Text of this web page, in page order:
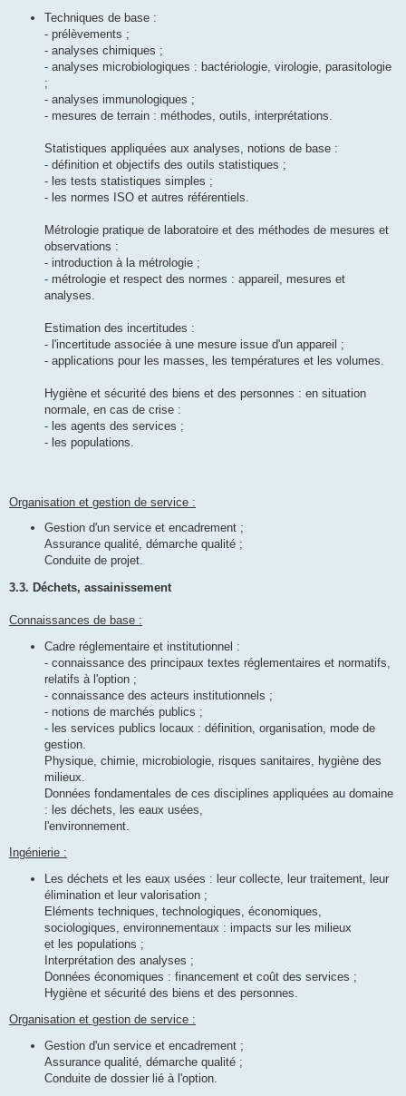
Techniques de base :
- prélèvements ;
- analyses chimiques ;
- analyses microbiologiques : bactériologie, virologie, parasitologie
;
- analyses immunologiques ;
- mesures de terrain : méthodes, outils, interprétations.
Statistiques appliquées aux analyses, notions de base :
- définition et objectifs des outils statistiques ;
- les tests statistiques simples ;
- les normes ISO et autres référentiels.
Métrologie pratique de laboratoire et des méthodes de mesures et
observations :
- introduction à la métrologie ;
- métrologie et respect des normes : appareil, mesures et
analyses.
Estimation des incertitudes :
- l'incertitude associée à une mesure issue d'un appareil ;
- applications pour les masses, les températures et les volumes.
Hygiène et sécurité des biens et des personnes : en situation
normale, en cas de crise :
- les agents des services ;
- les populations.
Organisation et gestion de service :
Gestion d'un service et encadrement ;
Assurance qualité, démarche qualité ;
Conduite de projet.
3.3. Déchets, assainissement
Connaissances de base :
Cadre réglementaire et institutionnel :
- connaissance des principaux textes réglementaires et normatifs,
relatifs à l'option ;
- connaissance des acteurs institutionnels ;
- notions de marchés publics ;
- les services publics locaux : définition, organisation, mode de
gestion.
Physique, chimie, microbiologie, risques sanitaires, hygiène des
milieux.
Données fondamentales de ces disciplines appliquées au domaine
: les déchets, les eaux usées,
l'environnement.
Ingénierie :
Les déchets et les eaux usées : leur collecte, leur traitement, leur
élimination et leur valorisation ;
Eléments techniques, technologiques, économiques,
sociologiques, environnementaux : impacts sur les milieux
et les populations ;
Interprétation des analyses ;
Données économiques : financement et coût des services ;
Hygiène et sécurité des biens et des personnes.
Organisation et gestion de service :
Gestion d'un service et encadrement ;
Assurance qualité, démarche qualité ;
Conduite de dossier lié à l'option.